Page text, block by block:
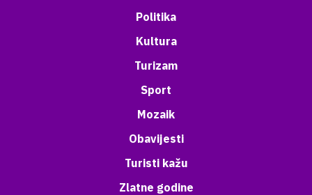
Politika
Kultura
Turizam
Sport
Mozaik
Obavijesti
Turisti kažu
Zlatne godine